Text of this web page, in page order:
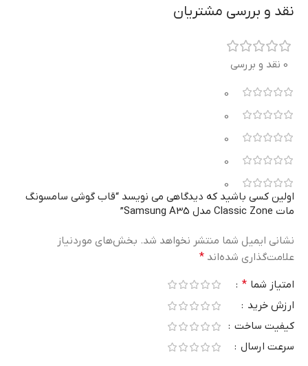
نقد و بررسی مشتریان
0 نقد و بررسی
0
0
0
0
0
اولین کسی باشید که دیدگاهی می نویسد “قاب گوشی سامسونگ
مات Classic Zone مدل Samsung A35”
نشانی ایمیل شما منتشر نخواهد شد. بخش‌های موردنیاز
علامت‌گذاری شده‌اند *
امتیاز شما *
ارزش خرید
کیفیت ساخت
سرعت ارسال